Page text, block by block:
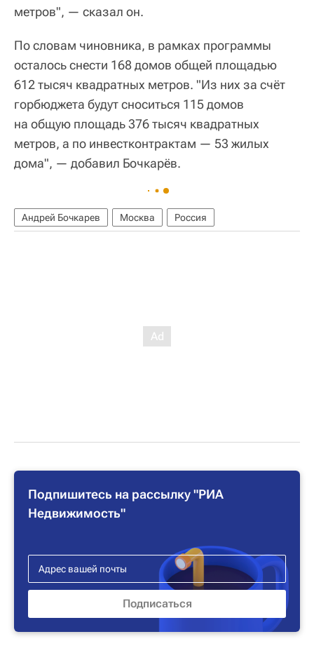
метров", — сказал он.
По словам чиновника, в рамках программы
осталось снести 168 домов общей площадью
612 тысяч квадратных метров. "Из них за счёт
горбюджета будут сноситься 115 домов
на общую площадь 376 тысяч квадратных
метров, а по инвестконтрактам — 53 жилых
дома", — добавил Бочкарёв.
Андрей Бочкарев Москва Россия
Подпишитесь на рассылку "РИА
Недвижимость"